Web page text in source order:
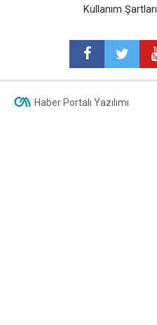
Kullanım Şartları
Haber Portalı Yazılımı